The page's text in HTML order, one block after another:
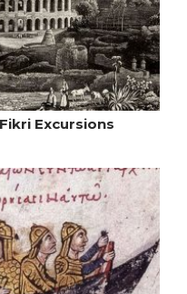
Excursions